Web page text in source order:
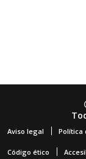
Aviso legal Política
Código ético